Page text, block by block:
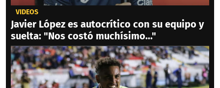
VIDEOS
Javier López es autocrítico con su equipo y
suelta: "Nos costó muchísimo..."